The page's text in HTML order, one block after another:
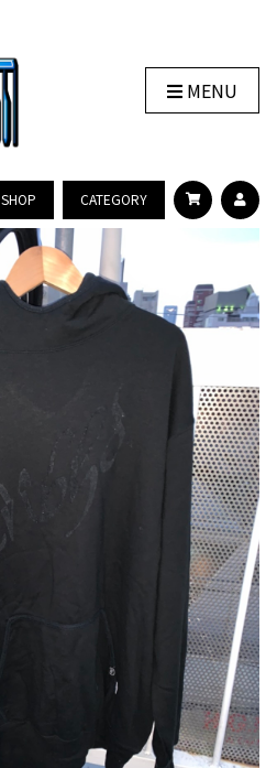
MENU
SHOP CATEGORY